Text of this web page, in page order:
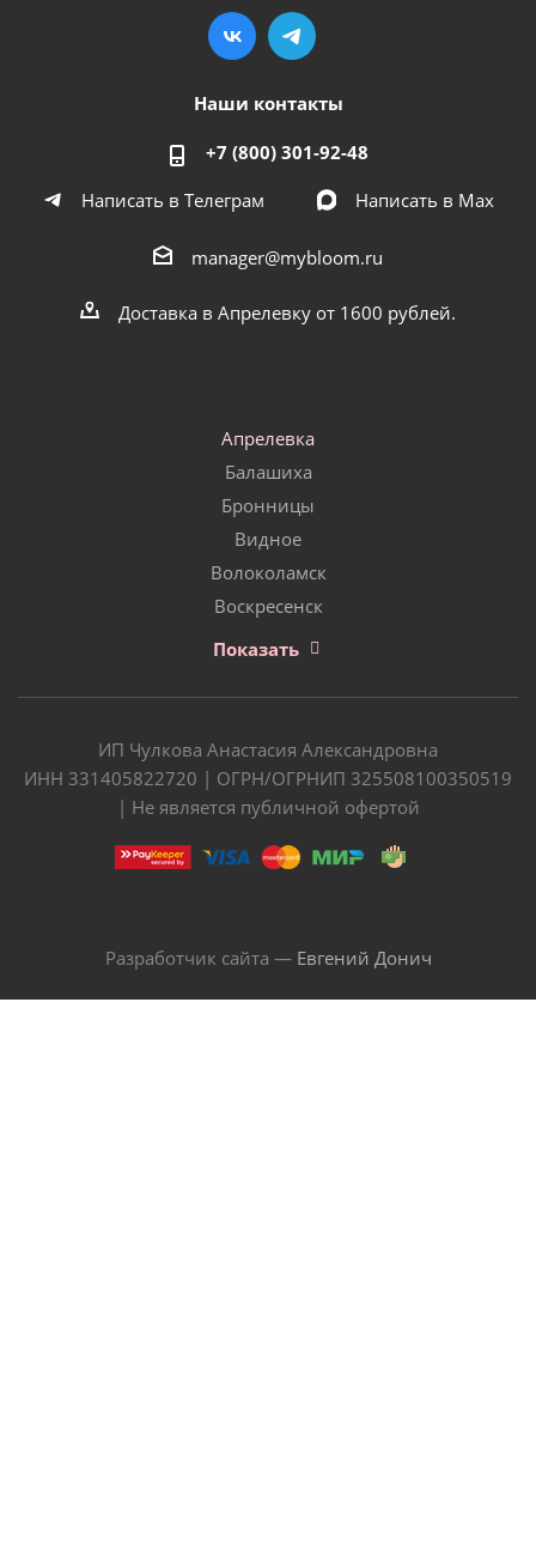
Наши контакты
+7 (800) 301-92-48
Написать в Телеграм
Написать в Мах
manager@mybloom.ru
Доставка в Апрелевку от 1600 рублей.
Апрелевка
Балашиха
Бронницы
Видное
Волоколамск
Воскресенск
Показать
ИП Чулкова Анастасия Александровна
ИНН 331405822720 | ОГРН/ОГРНИП 325508100350519
| Не является публичной офертой
Разработчик сайта — Евгений Донич